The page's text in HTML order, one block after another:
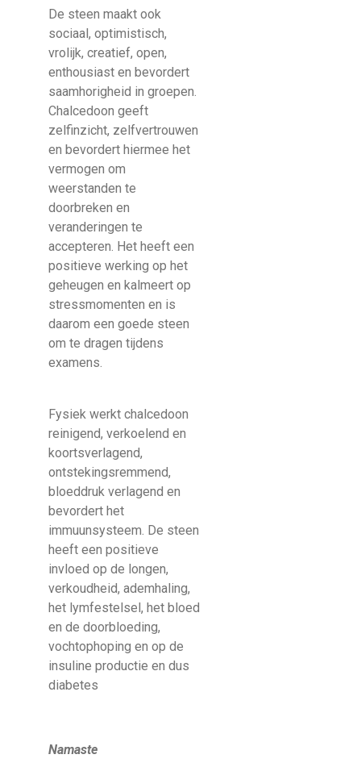
De steen maakt ook
sociaal, optimistisch,
vrolijk, creatief, open,
enthousiast en bevordert
saamhorigheid in groepen.
Chalcedoon geeft
zelfinzicht, zelfvertrouwen
en bevordert hiermee het
vermogen om
weerstanden te
doorbreken en
veranderingen te
accepteren. Het heeft een
positieve werking op het
geheugen en kalmeert op
stressmomenten en is
daarom een goede steen
om te dragen tijdens
examens.
Fysiek werkt chalcedoon
reinigend, verkoelend en
koortsverlagend,
ontstekingsremmend,
bloeddruk verlagend en
bevordert het
immuunsysteem. De steen
heeft een positieve
invloed op de longen,
verkoudheid, ademhaling,
het lymfestelsel, het bloed
en de doorbloeding,
vochtophoping en op de
insuline productie en dus
diabetes
Namaste